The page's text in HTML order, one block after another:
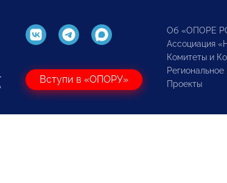
Вступи в «ОПОРУ»
Об «ОПОРЕ
Ассоциация
Комитеты и
Региональное
Проекты